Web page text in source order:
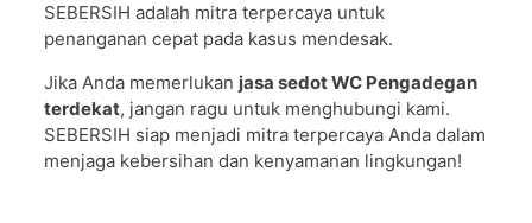
SEBERSIH adalah mitra terpercaya untuk
penanganan cepat pada kasus mendesak.
Jika Anda memerlukan jasa sedot WC Pengadegan
terdekat, jangan ragu untuk menghubungi kami.
SEBERSIH siap menjadi mitra terpercaya Anda dalam
menjaga kebersihan dan kenyamanan lingkungan!